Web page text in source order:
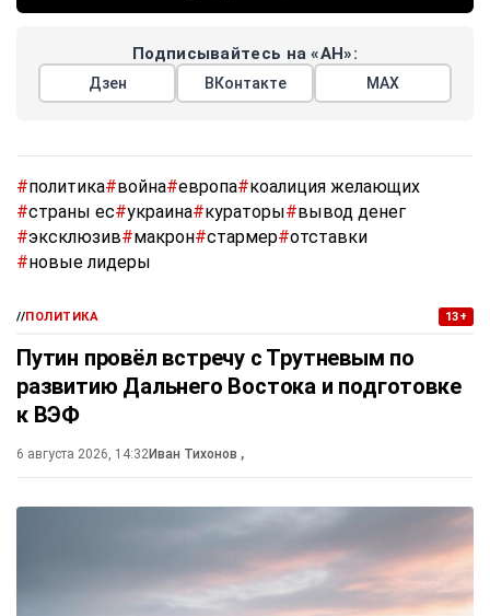
Подписывайтесь на «АН»:
Дзен ВКонтакте МАХ
#политика#война#европа#коалиция желающих
#страны ес#украина#кураторы#вывод денег
#эксклюзив#макрон#стармер#отставки
#новые лидеры
//ПОЛИТИКА 13+
Путин провёл встречу с Трутневым по
развитию Дальнего Востока и подготовке
к ВЭФ
6 августа 2026, 14:32Иван Тихонов ,